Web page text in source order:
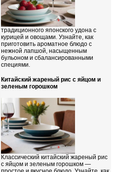
традиционного японского удона с
курицей и овощами. Узнайте, как
приготовить ароматное блюдо с
нежной лапшой, насыщенным
бульоном и сбалансированными
специями.
Китайский жареный рис с яйцом и
зеленым горошком
Классический китайский жареный рис
с яйцом и зеленым горошком —